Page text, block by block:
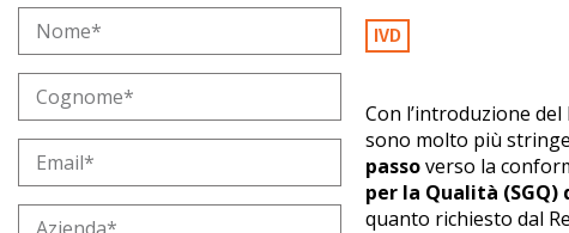
IVD
Con l’introduzione
sono molto più
passoverso la
per la Qualità
quanto richiesto dal